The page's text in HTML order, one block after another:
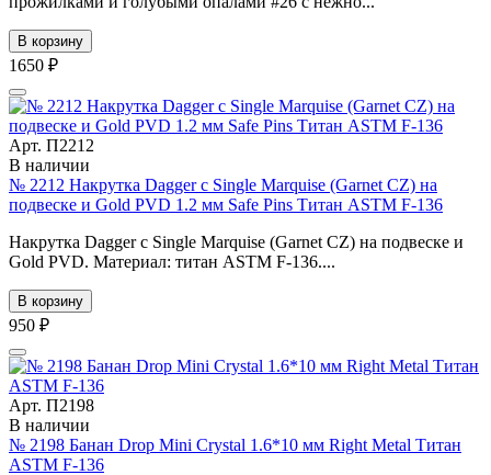
В корзину
1650 ₽
Арт. П2212
В наличии
№ 2212 Накрутка Dagger с Single Marquise (Garnet CZ) на
подвеске и Gold PVD 1.2 мм Safe Pins Титан ASTM F-136
Накрутка Dagger с Single Marquise (Garnet CZ) на подвеске и
Gold PVD. Материал: титан ASTM F-136....
В корзину
950 ₽
Арт. П2198
В наличии
№ 2198 Банан Drop Mini Crystal 1.6*10 мм Right Metal Титан
ASTM F-136